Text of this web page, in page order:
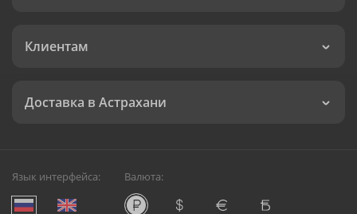
Клиентам
Доставка в Астрахани
Язык интерфейса: Валюта: